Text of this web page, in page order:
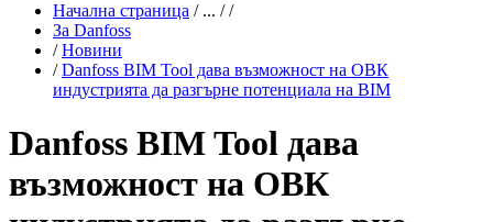
Начална страница /... / /
За Danfoss
/ Новини
/ Danfoss BIM Tool дава възможност на ОВК
индустрията да разгърне потенциала на BIM
Danfoss BIM Tool дава
възможност на ОВК